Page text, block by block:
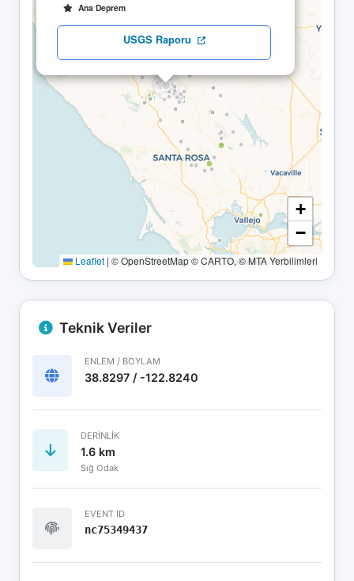
Ana Deprem
USGS Raporu
+
−
Leaflet | © OpenStreetMap © CARTO, © MTA Yerbilimleri
Teknik Veriler
ENLEM / BOYLAM
38.8297 / -122.8240
DERINLIK
1.6 km
Sığ Odak
EVENT ID
nc75349437